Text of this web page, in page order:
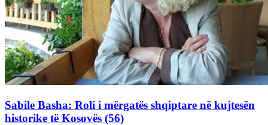
Sabile Basha: Roli i mërgatës shqiptare në kujtesën
historike të Kosovës (56)